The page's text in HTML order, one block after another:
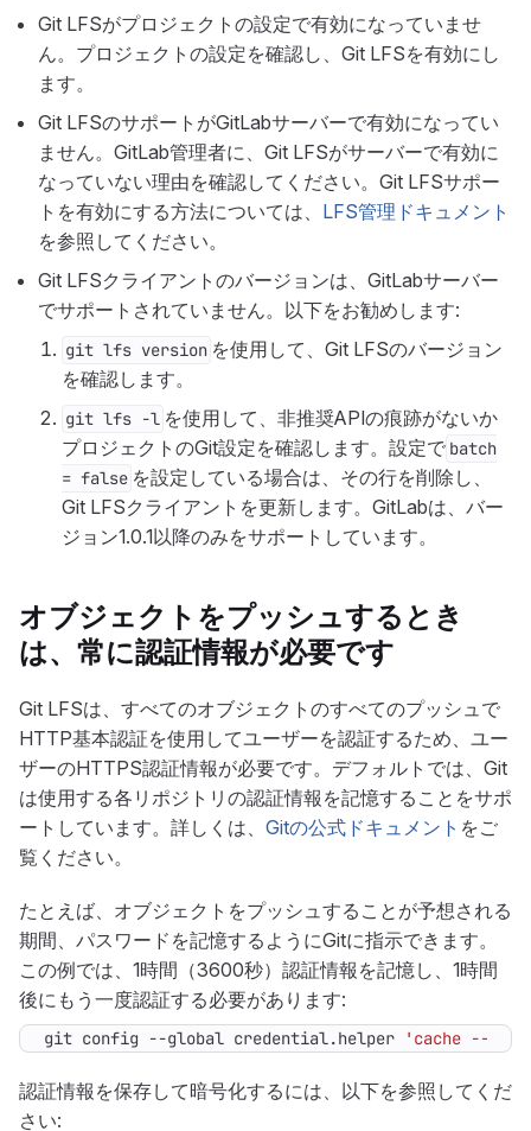
Git LFSがプロジェクトの設定で有効になっていませ
ん。プロジェクトの設定を確認し、Git LFSを有効にし
ます。
Git LFSのサポートがGitLabサーバーで有効になってい
ません。GitLab管理者に、Git LFSがサーバーで有効に
なっていない理由を確認してください。Git LFSサポー
トを有効にする方法については、 LFS管理ドキュメント
を参照してください。
Git LFSクライアントのバージョンは、GitLabサーバー
でサポートされていません。以下をお勧めします:
git lfs version を使用して、Git LFSのバージョン
を確認します。
git lfs -l を使用して、非推奨APIの痕跡がないか
プロジェクトのGit設定を確認します。設定で batch
= false を設定している場合は、その行を削除し、
Git LFSクライアントを更新します。GitLabは、バー
ジョン1.0.1以降のみをサポートしています。
オブジェクトをプッシュするとき
は、常に認証情報が必要です
Git LFSは、すべてのオブジェクトのすべてのプッシュで
HTTP基本認証を使用してユーザーを認証するため、ユー
ザーのHTTPS認証情報が必要です。デフォルトでは、Git
は使用する各リポジトリの認証情報を記憶することをサポ
ートしています。詳しくは、 Gitの公式ドキュメント をご
覧ください。
たとえば、オブジェクトをプッシュすることが予想される
期間、パスワードを記憶するようにGitに指示できます。
この例では、1時間（3600秒）認証情報を記憶し、1時間
後にもう一度認証する必要があります:
git config --global credential.helper 'cache --
認証情報を保存して暗号化するには、以下を参照してくだ
さい: